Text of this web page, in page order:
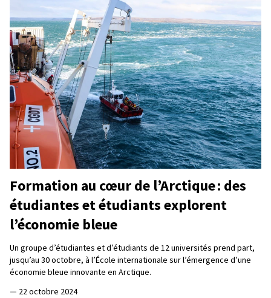
Formation au cœur de l’Arctique : des
étudiantes et étudiants explorent
l’économie bleue
Un groupe d’étudiantes et d’étudiants de 12 universités prend part,
jusqu’au 30 octobre, à l’École internationale sur l’émergence d’une
économie bleue innovante en Arctique.
— 22 octobre 2024